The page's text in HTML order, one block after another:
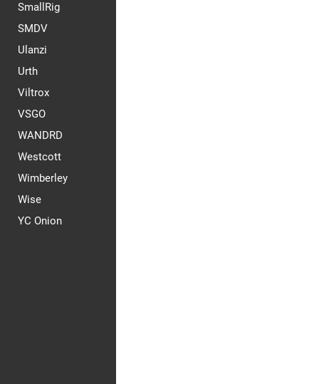
SmallRig
SMDV
Ulanzi
Urth
Viltrox
VSGO
WANDRD
Westcott
Wimberley
Wise
YC Onion